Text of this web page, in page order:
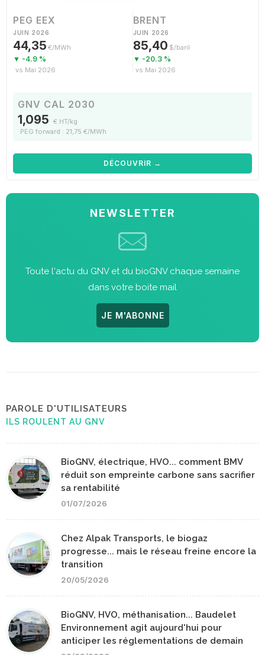
PEG EEX
JUIN 2026
44,35 €/MWh
▼ -4.9 %
vs Mai 2026
BRENT
JUIN 2026
85,40 $/baril
▼ -20.3 %
vs Mai 2026
GNV CAL 2030
1,095 € HT/kg
PEG forward : 21,75 €/MWh
DÉCOUVRIR →
NEWSLETTER
Toute l'actu du GNV et du bioGNV chaque semaine
dans votre boite mail
JE M'ABONNE
PAROLE D'UTILISATEURS
ILS ROULENT AU GNV
BioGNV, électrique, HVO... comment BMV
réduit son empreinte carbone sans sacrifier
sa rentabilité
01/07/2026
Chez Alpak Transports, le biogaz
progresse... mais le réseau freine encore la
transition
20/05/2026
BioGNV, HVO, méthanisation... Baudelet
Environnement agit aujourd'hui pour
anticiper les réglementations de demain